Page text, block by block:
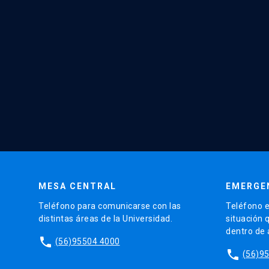
MESA CENTRAL
Teléfono para comunicarse con las
distintas áreas de la Universidad.
phone (56)95504 4000
Teléfono
situación
dentro de
phone